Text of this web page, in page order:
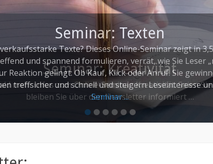
••••••
Seminar: Kreativität
nachhewuszt
mehr Infos zum Online-Seminar: Kreativität. Seien
bleiben Sie über den Newsletter informiert …